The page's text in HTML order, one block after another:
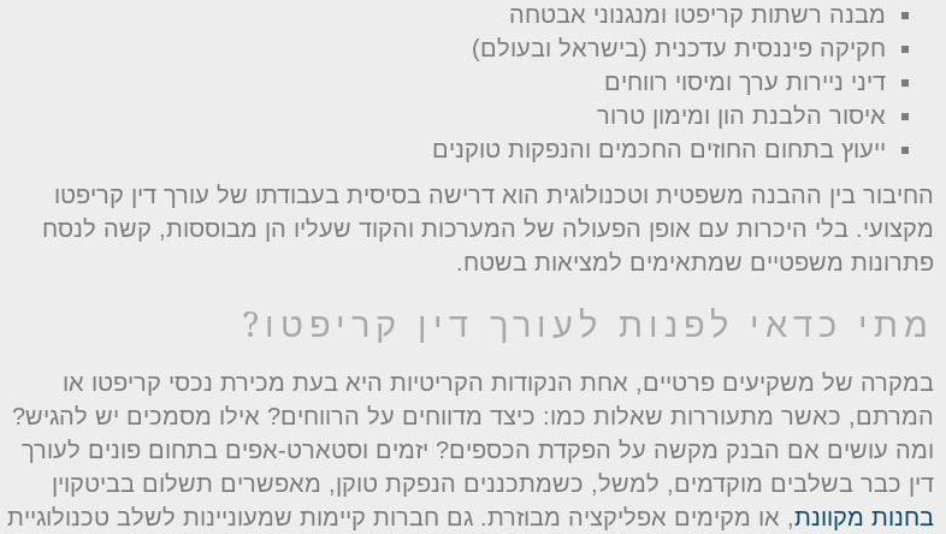
מבנה רשתות קריפטו ומנגנוני אבטחה
חקיקה פיננסית עדכנית (בישראל ובעולם)
דיני ניירות ערך ומיסוי רווחים
איסור הלבנת הון ומימון טרור
ייעוץ בתחום החוזים החכמים והנפקות טוקנים
החיבור בין ההבנה משפטית וטכנולוגית הוא דרישה בסיסית בעבודתו של עורך דין קריפטו
מקצועי. בלי היכרות עם אופן הפעולה של המערכות והקוד שעליו הן מבוססות, קשה לנסח
פתרונות משפטיים שמתאימים למציאות בשטח.
מתי כדאי לפנות לעורך דין קריפטו?
במקרה של משקיעים פרטיים, אחת הנקודות הקריטיות היא בעת מכירת נכסי קריפטו או
המרתם, כאשר מתעוררות שאלות כמו: כיצד מדווחים על הרווחים? אילו מסמכים יש להגיש?
ומה עושים אם הבנק מקשה על הפקדת הכספים? יזמים וסטארט-אפים בתחום פונים לעורך
דין כבר בשלבים מוקדמים, למשל, כשמתכננים הנפקת טוקן, מאפשרים תשלום בביטקוין
בחנות מקוונת, או מקימים אפליקציה מבוזרת. גם חברות קיימות שמעוניינות לשלב טכנולוגיית